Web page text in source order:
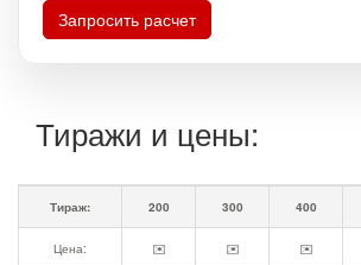
Запросить расчет
Тиражи и цены:
Тираж: 200 300 400
Цена: ✉️ ✉️ ✉️